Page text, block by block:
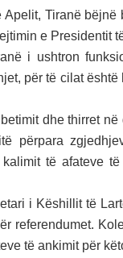
Tiranë
e Presidentit
i ushtron
për të cilat
dhe thirret
përpara
të afateve
i Këshillit të
referendumet.
të ankimit për